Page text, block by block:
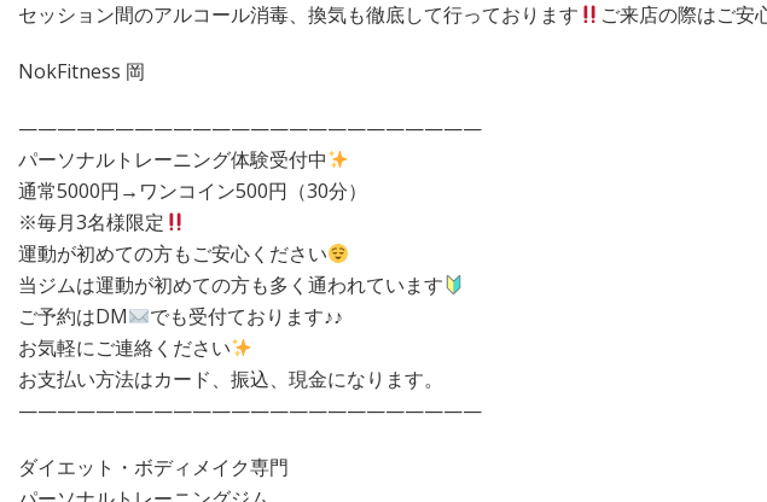
セッション間のアルコール消毒、換気も徹底して行っております ご来店の際はご安
NokFitness 岡
————————————————————————
パーソナルトレーニング体験受付中
通常5000円→ワンコイン500円（30分）
※毎月3名様限定
運動が初めての方もご安心ください
当ジムは運動が初めての方も多く通われています
ご予約はDM
でも受付ております♪♪
お気軽にご連絡ください
お支払い方法はカード、振込、現金になります。
————————————————————————
ダイエット・ボディメイク専門